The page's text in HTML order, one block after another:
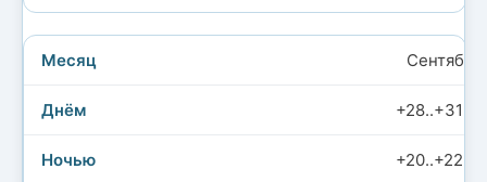
Сентябрь
+28..+31°C
+20..+22°C